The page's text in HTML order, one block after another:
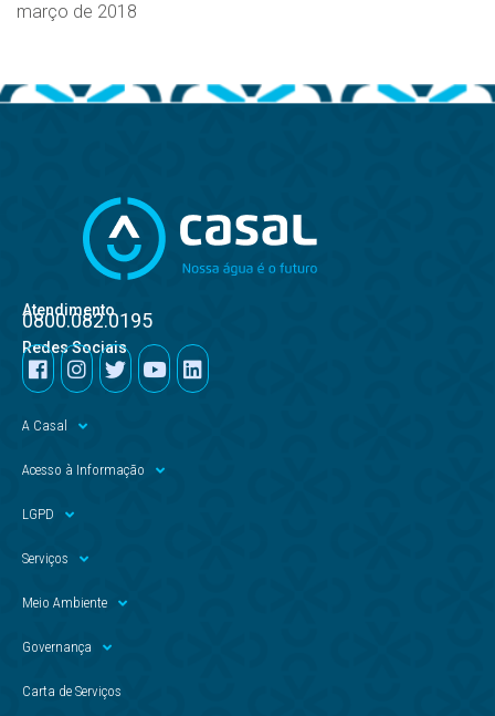
março de 2018
Atendimento
0800.082.0195
Redes Sociais
A Casal
Acesso à Informação
LGPD
Serviços
Meio Ambiente
Governança
Carta de Serviços